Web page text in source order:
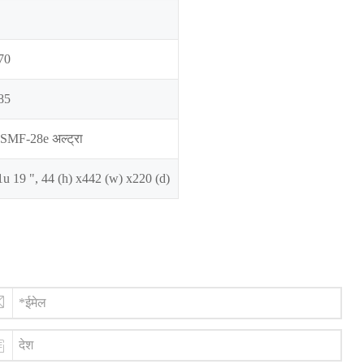
SMF-28e अल्ट्रा
19 ", 44 (h) x442 (w) x220 (d)